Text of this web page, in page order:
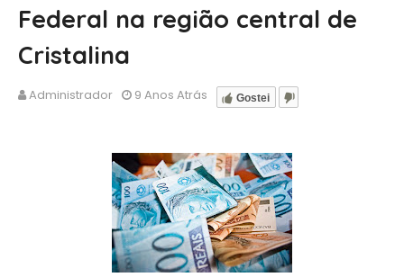
Federal na região central de
Cristalina
Administrador Gostei
9 Anos Atrás